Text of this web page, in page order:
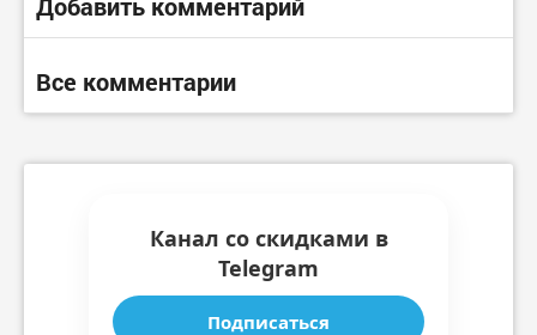
Все комментарии
Канал со скидками в
Telegram
Подписаться